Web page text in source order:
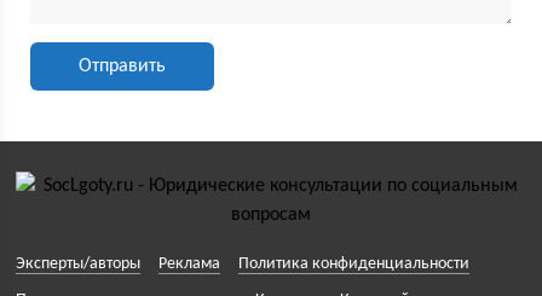
Эксперты/авторы Реклама
Политика конфиденциальности